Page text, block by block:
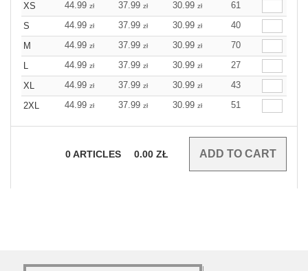
XS 44.99 zł 37.99 zł 30.99 zł
61
S
44.99 zł 37.99 zł 30.99 zł
40
M
44.99 zł 37.99 zł 30.99 zł
70
L
44.99 zł 37.99 zł 30.99 zł
27
XL
44.99 zł 37.99 zł 30.99 zł
43
2XL
44.99 zł 37.99 zł 30.99 zł 51
0ARTICLES 0.00 ZŁ